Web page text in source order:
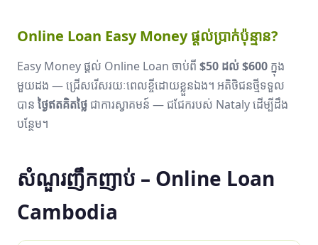
Online Loan Easy Money ផ្ដល់ប្រាក់ប៉ុន្មាន?
Easy Money ផ្ដល់ Online Loan ចាប់ពី $50 ដល់ $600 ក្នុង
មួយដង — ជ្រើសរើសរយៈពេលខ្ចីដោយខ្លួនឯង។ អតិថិជន​ថ្មី​ទទួល​
បាន ថ្ងៃឥតគិតថ្លៃ ជាការ​ស្វាគមន៍ — ជជែករបស់ Nataly ដើម្បីដឹង
បន្ថែម។
សំណួរញឹកញាប់ – Online Loan
Cambodia